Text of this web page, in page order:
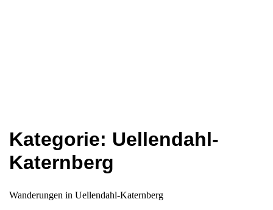
Kategorie: Uellendahl-
Katernberg
Wanderungen in Uellendahl-Katernberg